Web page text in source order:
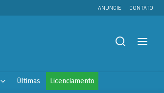
ANUNCIE CONTATO
Últimas Licenciamento